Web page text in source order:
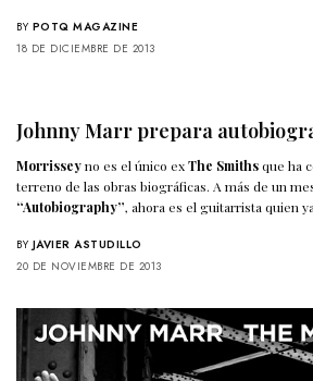
BY POTQ MAGAZINE
18 DE DICIEMBRE DE 2013
Johnny Marr prepara
Morrisseyno es el único exThe Smithsque ha
terreno de las obras biográficas. A más de un
“Autobiography”, ahora es el guitarrista quien
BY JAVIER ASTUDILLO
20 DE NOVIEMBRE DE 2013